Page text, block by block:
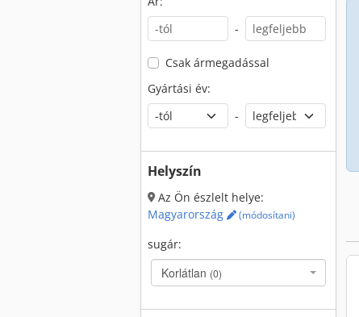
-
Csak ármegadással
Gyártási év:
-
Helyszín
Az Ön észlelt helye:
Magyarország
(módosítani)
sugár:
Korlátlan (0)